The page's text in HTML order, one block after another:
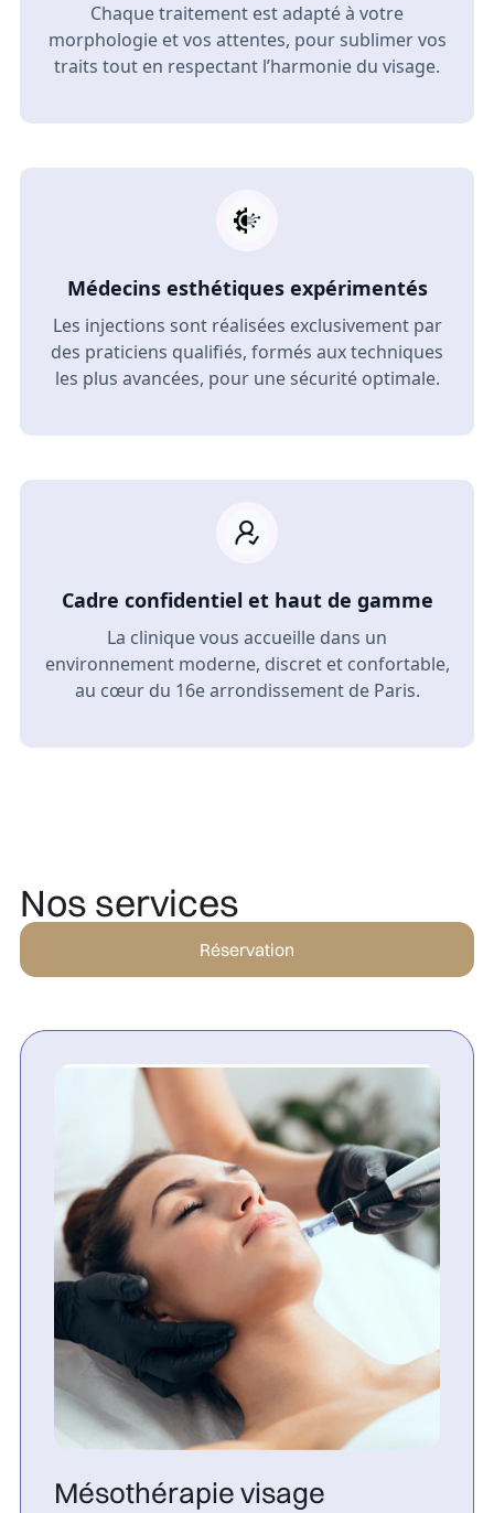
Chaque traitement est adapté à votre
morphologie et vos attentes, pour sublimer vos
traits tout en respectant l’harmonie du visage.
Médecins esthétiques expérimentés
Les injections sont réalisées exclusivement par
des praticiens qualifiés, formés aux techniques
les plus avancées, pour une sécurité optimale.
Cadre confidentiel et haut de gamme
La clinique vous accueille dans un
environnement moderne, discret et confortable,
au cœur du 16e arrondissement de Paris.
Nos services
Réservation
Mésothérapie visage